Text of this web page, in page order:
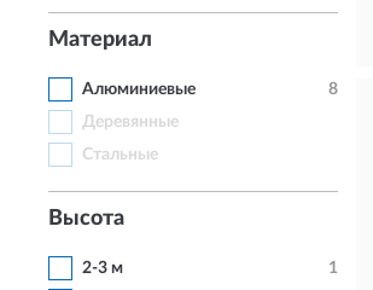
Материал
Алюминиевые
8
Деревянные
Стальные
Высота
2-3 м
1